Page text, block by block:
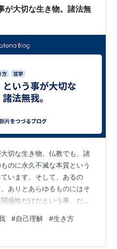
り続けているわけです。
が大切な生き物。諸法無
切な生き物。仏教でも、諸
のに永久不滅な本質という
います。そして、あるの
ありとあらゆるものにはそ
係性だけだという事。だか
人との関わりの中で様々な
自身を形成します。言葉も
#自己理解 #生き方